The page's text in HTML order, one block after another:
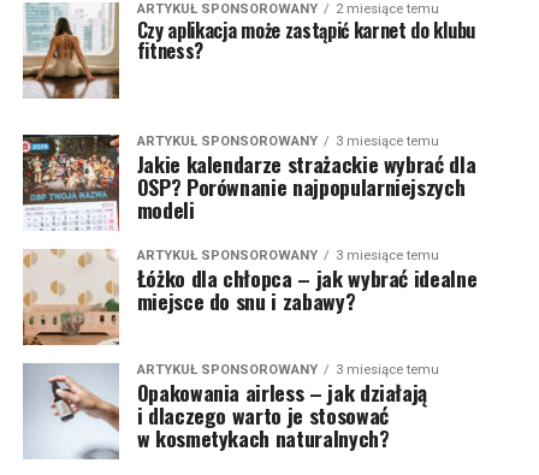
ARTYKUŁ SPONSOROWANY 2 miesiące temu
Czy aplikacja może zastąpić karnet do klubu
fitness?
ARTYKUŁ SPONSOROWANY 3 miesiące temu
Jakie kalendarze strażackie wybrać dla
OSP? Porównanie najpopularniejszych
modeli
ARTYKUŁ SPONSOROWANY 3 miesiące temu
Łóżko dla chłopca – jak wybrać idealne
miejsce do snu i zabawy?
ARTYKUŁ SPONSOROWANY 3 miesiące temu
Opakowania airless – jak działają
i dlaczego warto je stosować
w kosmetykach naturalnych?